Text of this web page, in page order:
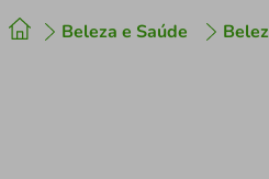
Beleza e Saúde 2º